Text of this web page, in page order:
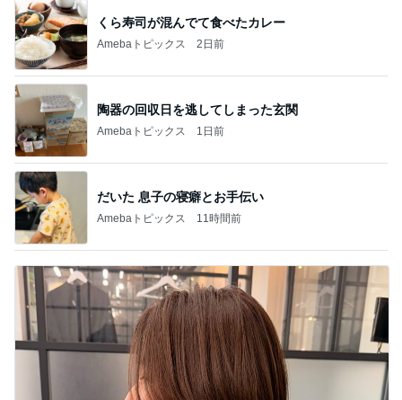
くら寿司が混んでて食べたカレー
Amebaトピックス 2日前
陶器の回収日を逃してしまった玄関
Amebaトピックス 1日前
だいた 息子の寝癖とお手伝い
Amebaトピックス 11時間前